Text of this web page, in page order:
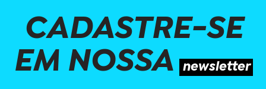
CADASTRE-SE
EM NOSSA newsletter